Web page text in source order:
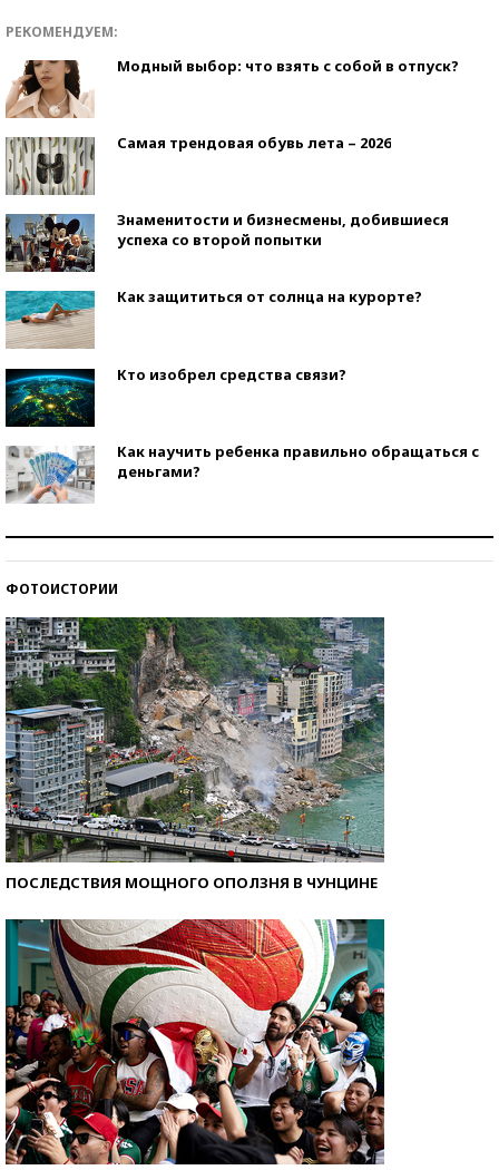
РЕКОМЕНДУЕМ:
Модный выбор: что взять с собой в отпуск?
Самая трендовая обувь лета – 2026
Знаменитости и бизнесмены, добившиеся
успеха со второй попытки
Как защититься от солнца на курорте?
Кто изобрел средства связи?
Как научить ребенка правильно обращаться с
деньгами?
ФОТОИСТОРИИ
ПОСЛЕДСТВИЯ МОЩНОГО ОПОЛЗНЯ В ЧУНЦИНЕ